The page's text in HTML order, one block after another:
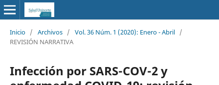
Inicio / Archivos / Vol. 36 Núm. 1 (2020): Enero - Abril /
REVISIÓN NARRATIVA
Infección por SARS-COV-2 y